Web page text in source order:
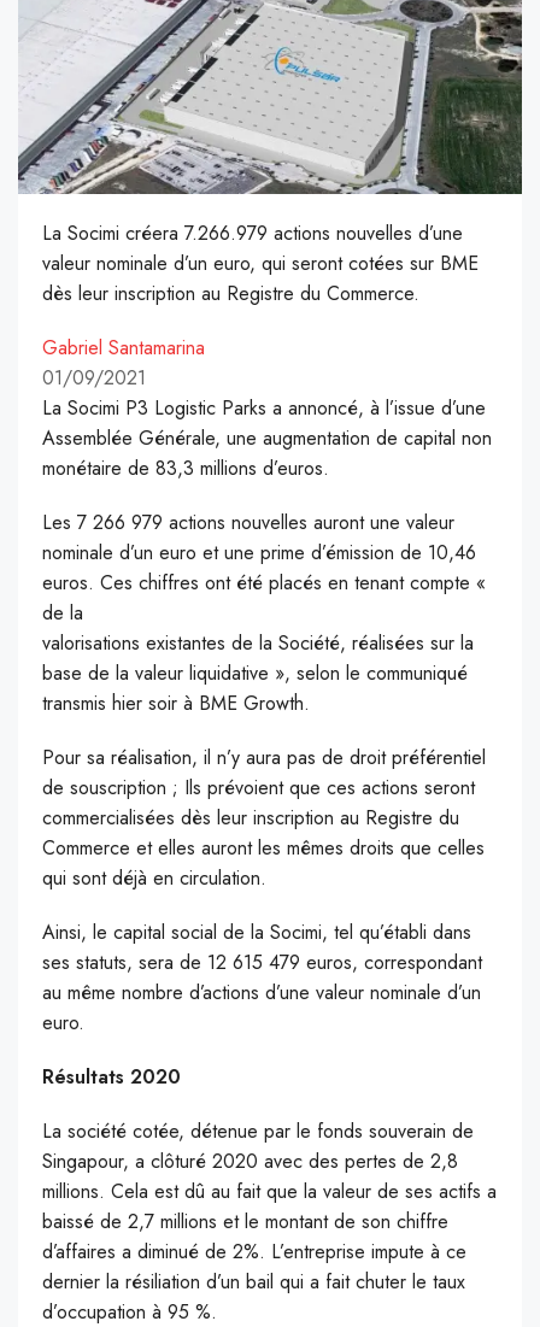
La Socimi créera 7.266.979 actions nouvelles d’une
valeur nominale d’un euro, qui seront cotées sur BME
dès leur inscription au Registre du Commerce.
Gabriel Santamarina
01/09/2021
La Socimi P3 Logistic Parks a annoncé, à l’issue d’une
Assemblée Générale, une augmentation de capital non
monétaire de 83,3 millions d’euros.
Les 7 266 979 actions nouvelles auront une valeur
nominale d’un euro et une prime d’émission de 10,46
euros. Ces chiffres ont été placés en tenant compte «
de la
valorisations existantes de la Société, réalisées sur la
base de la valeur liquidative », selon le communiqué
transmis hier soir à BME Growth.
Pour sa réalisation, il n’y aura pas de droit préférentiel
de souscription ; Ils prévoient que ces actions seront
commercialisées dès leur inscription au Registre du
Commerce et elles auront les mêmes droits que celles
qui sont déjà en circulation.
Ainsi, le capital social de la Socimi, tel qu’établi dans
ses statuts, sera de 12 615 479 euros, correspondant
au même nombre d’actions d’une valeur nominale d’un
euro.
Résultats 2020
La société cotée, détenue par le fonds souverain de
Singapour, a clôturé 2020 avec des pertes de 2,8
millions. Cela est dû au fait que la valeur de ses actifs a
baissé de 2,7 millions et le montant de son chiffre
d’affaires a diminué de 2%. L’entreprise impute à ce
dernier la résiliation d’un bail qui a fait chuter le taux
d’occupation à 95 %.